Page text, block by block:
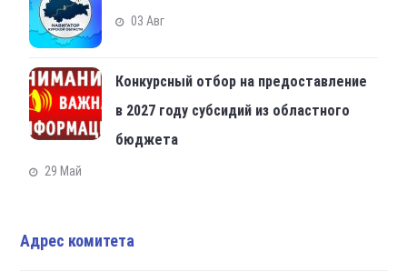
03 Авг
Конкурсный отбор на предоставление
в 2027 году субсидий из областного
бюджета
29 Май
Адрес комитета